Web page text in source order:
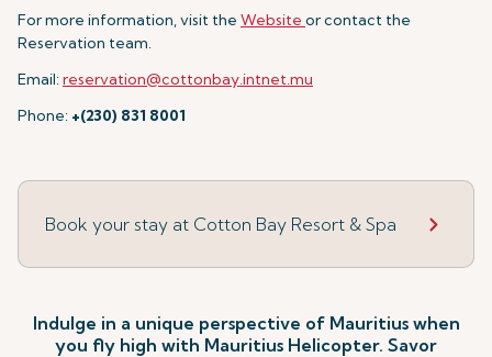
For more information, visit the Website or contact the
Reservation team.
Email:reservation@cottonbay.intnet.mu
Phone: +(230) 831 8001
Book your stay at Cotton Bay Resort & Spa
Indulge in a unique perspective of Mauritius when
you fly high with Mauritius Helicopter. Savor